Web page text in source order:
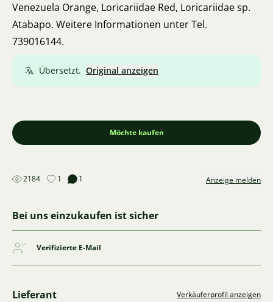
Venezuela Orange, Loricariidae Red, Loricariidae sp.
Atabapo. Weitere Informationen unter Tel.
739016144.
Übersetzt. Original anzeigen
Möchte kaufen
2184 1 1 Anzeige melden
Bei uns einzukaufen ist sicher
Verifizierte E-Mail
Lieferant Verkäuferprofil anzeigen